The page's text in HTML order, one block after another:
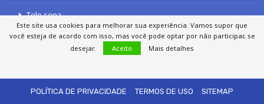
Tele sena
POLÍTICA DE PRIVACIDADE
TERMOS DE USO SITEMAP
Este site usa cookies para melhorar sua experiência. Vamos supor que
você esteja de acordo com isso, mas você pode optar por não participar, se
desejar.
Aceito Mais detalhes